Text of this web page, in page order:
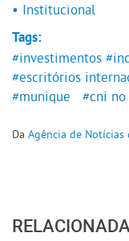
• Institucional
Tags:
#investimentos
#escritórios
#munique
#cni
Da Agência de Notícias